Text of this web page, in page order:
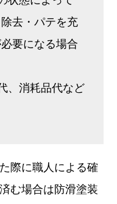
去・パテを充
要になる場合
、消耗品代など
際に職人による確
む場合は防滑塗装